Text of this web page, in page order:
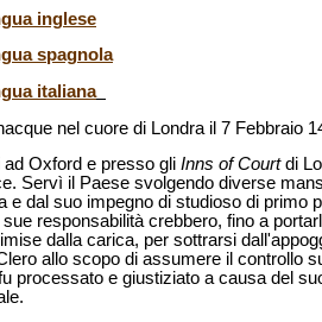
inglese
spagnola
italiana
nel cuore di Londra il 7 Febbraio
Oxford e presso gli Inns of Courtdi
Servì il Paese svolgendo diverse
e dal suo impegno di studioso di primo
responsabilità crebbero, fino a
dalla carica, per sottrarsi
allo scopo di assumere il controllo
processato e giustiziato a causa del